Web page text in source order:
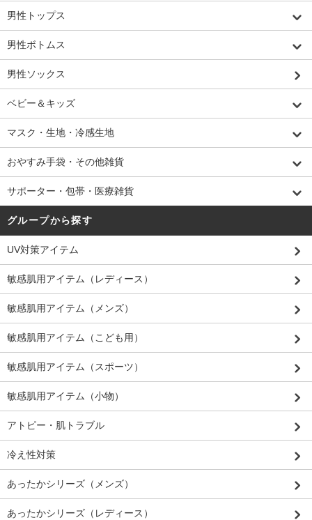
男性トップス
男性ボトムス
男性ソックス
ベビー＆キッズ
マスク・生地・冷感生地
おやすみ手袋・その他雑貨
サポーター・包帯・医療雑貨
グループから探す
UV対策アイテム
敏感肌用アイテム（レディース）
敏感肌用アイテム（メンズ）
敏感肌用アイテム（こども用）
敏感肌用アイテム（スポーツ）
敏感肌用アイテム（小物）
アトピー・肌トラブル
冷え性対策
あったかシリーズ（メンズ）
あったかシリーズ（レディース）